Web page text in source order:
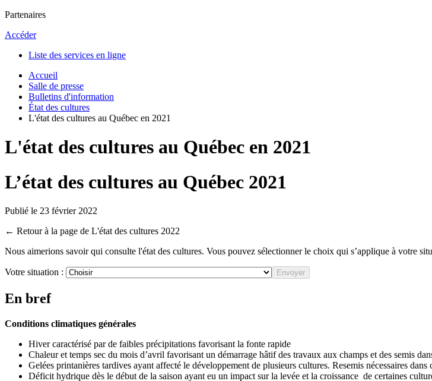
Partenaires
Accéder
Liste des services en ligne
Accueil
Salle de presse
Bulletins d'information
État des cultures
L'état des cultures au Québec en 2021
L'état des cultures au Québec en 2021
L’état des cultures au Québec 2021
Publié le 23 février 2022
← Retour à la page de L'état des cultures 2022
Nous aimerions savoir qui consulte l'état des cultures. Vous pouvez sélectionner le choix qui s’applique à votre
Votre situation : Envoyer
En bref
Conditions climatiques générales
Hiver caractérisé par de faibles précipitations favorisant la fonte rapide
Chaleur et temps sec du mois d’avril favorisant un démarrage hâtif des travaux aux champs et des semis
Gelées printanières tardives ayant affecté le développement de plusieurs cultures. Resemis nécessaires dans
Déficit hydrique dès le début de la saison ayant eu un impact sur la levée et la croissance de certaines